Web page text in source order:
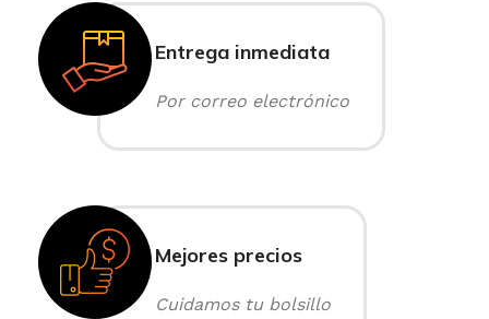
Entrega inmediata
Por correo electrónico
Mejores precios
Cuidamos tu bolsillo